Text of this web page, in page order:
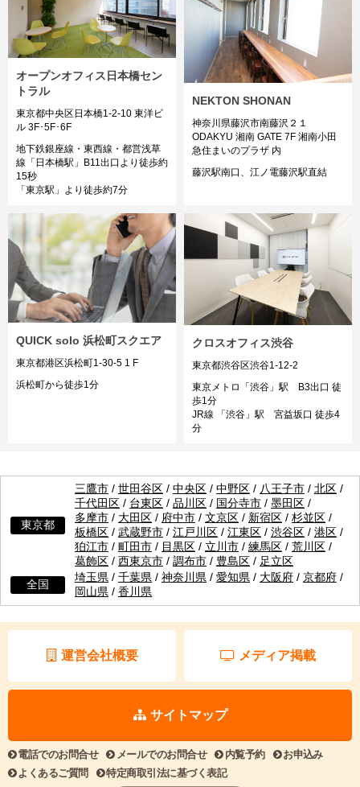
オープンオフィス日本橋セン
トラル
東京都中央区日本橋1-2-10 東洋ビ
ル 3F･5F･6F
地下鉄銀座線・東西線・都営浅草
線「日本橋駅」B11出口より徒歩約
15秒
「東京駅」より徒歩約7分
NEKTON SHONAN
神奈川県藤沢市南藤沢２１
ODAKYU 湘南 GATE 7F 湘南小田
急住まいのプラザ 内
藤沢駅南口、江ノ電藤沢駅直結
QUICK solo 浜松町スクエア
東京都港区浜松町1-30-5 1 F
浜松町から徒歩1分
クロスオフィス渋谷
東京都渋谷区渋谷1-12-2
東京メトロ「渋谷」駅 B3出口 徒
歩1分
JR線 「渋谷」駅 宮益坂口 徒歩4
分
東京都
三鷹市 / 世田谷区 / 中央区 / 中野区 / 八王子市 / 北区 /
千代田区 / 台東区 / 品川区 / 国分寺市 / 墨田区 /
多摩市 / 大田区 / 府中市 / 文京区 / 新宿区 / 杉並区 /
板橋区 / 武蔵野市 / 江戸川区 / 江東区 / 渋谷区 / 港区 /
狛江市 / 町田市 / 目黒区 / 立川市 / 練馬区 / 荒川区 /
葛飾区 / 西東京市 / 調布市 / 豊島区 / 足立区
全国
埼玉県 / 千葉県 / 神奈川県 / 愛知県 / 大阪府 / 京都府 /
岡山県 / 香川県
運営会社概要 メディア掲載
サイトマップ
電話でのお問合せ メールでのお問合せ 内覧予約
お申込み
よくあるご質問
特定商取引法に基づく表記